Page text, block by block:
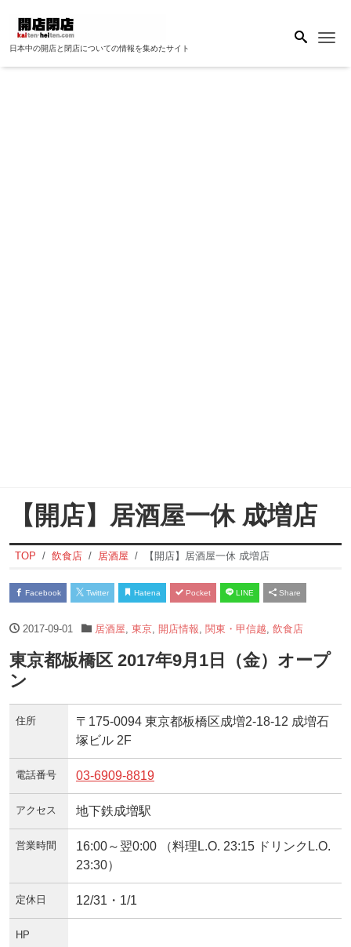
日本中の開店と閉店についての情報を集めたサイト
【開店】居酒屋一休 成増店
TOP 飲食店 居酒屋 【開店】居酒屋一休 成増店
Facebook Twitter Hatena Pocket LINE Share
2017-09-01 居酒屋 東京, 開店情報 関東・甲信越 飲食店
東京都板橋区 2017年9月1日（金）オープ
ン
住所
〒175-0094 東京都板橋区成増2-18-12 成増石
塚ビル 2F
電話番号 03-6909-8819
アクセス 地下鉄成増駅
営業時間
16:00～翌0:00 （料理L.O. 23:15 ドリンクL.O.
23:30）
定休日 12/31・1/1
HP